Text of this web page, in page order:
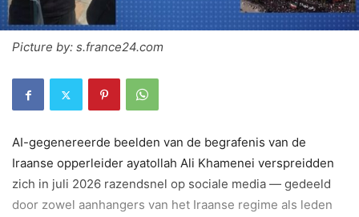
Picture by: s.france24.com
AI-gegenereerde beelden van de begrafenis van de
Iraanse opperleider ayatollah Ali Khamenei verspreidden
zich in juli 2026 razendsnel op sociale media — gedeeld
door zowel aanhangers van het Iraanse regime als leden